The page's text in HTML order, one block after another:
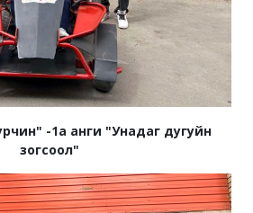
-1а анги "Унадаг дугуйн
зогсоол"